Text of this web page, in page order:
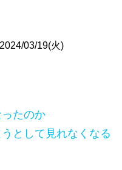
2024/03/19(火)
たのか
として見れなくなる